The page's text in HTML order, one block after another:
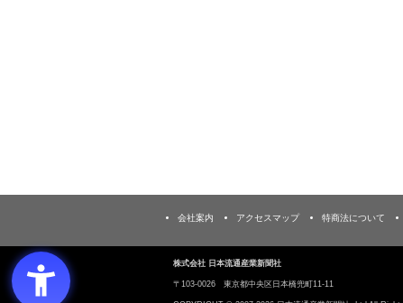
会社案内 アクセスマップ 特商法について
株式会社 日本流通産業新聞社
〒103‐0026 東京都中央区日本橋兜町11-11